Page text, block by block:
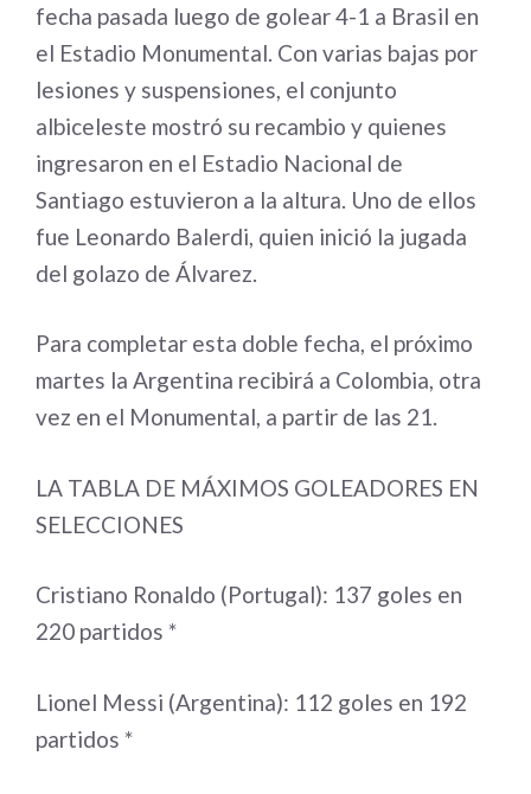
fecha pasada luego de golear 4-1 a Brasil en
el Estadio Monumental. Con varias bajas por
lesiones y suspensiones, el conjunto
albiceleste mostró su recambio y quienes
ingresaron en el Estadio Nacional de
Santiago estuvieron a la altura. Uno de ellos
fue Leonardo Balerdi, quien inició la jugada
del golazo de Álvarez.
Para completar esta doble fecha, el próximo
martes la Argentina recibirá a Colombia, otra
vez en el Monumental, a partir de las 21.
LA TABLA DE MÁXIMOS GOLEADORES EN
SELECCIONES
Cristiano Ronaldo (Portugal): 137 goles en
220 partidos *
Lionel Messi (Argentina): 112 goles en 192
partidos *